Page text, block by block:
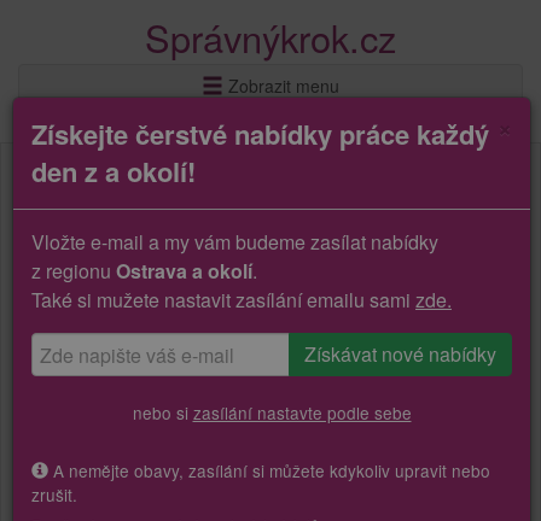
Správnýkrok.cz
Zobrazit menu
Získejte čerstvé nabídky práce každý
den z a okolí!
Vložte e-mail a my vám budeme zasílat nabídky
z regionu Ostrava a okolí.
Také si mužete nastavit zasílání emailu sami zde.
nebo si zasílání nastavte podle sebe
A nemějte obavy, zasílání si můžete kdykoliv upravit nebo
zrušit.